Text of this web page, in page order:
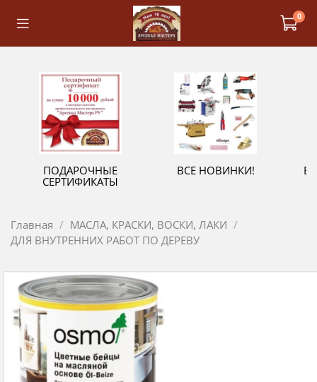
0
ПОДАРОЧНЫЕ
СЕРТИФИКАТЫ
ВСЕ НОВИНКИ!
Главная
МАСЛА, КРАСКИ, ВОСКИ, ЛАКИ
ДЛЯ ВНУТРЕННИХ РАБОТ ПО ДЕРЕВУ